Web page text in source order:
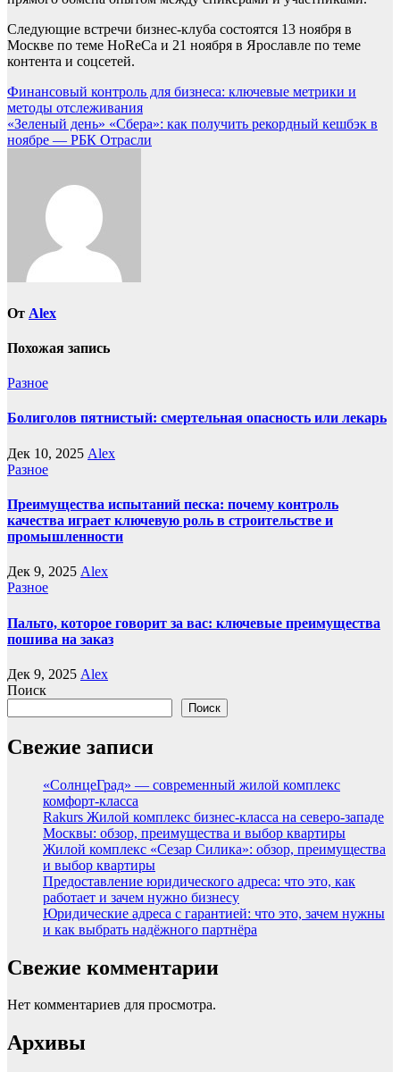
Следующие встречи бизнес-клуба состоятся 13 ноября в
Москве по теме HoReCa и 21 ноября в Ярославле по теме
контента и соцсетей.
Навигация
по
записям
Финансовый контроль для бизнеса: ключевые метрики и
методы отслеживания
«Зеленый день» «Сбера»: как получить рекордный кешбэк в
ноябре — РБК Отрасли
От Alex
Похожая запись
Разное
Болиголов пятнистый: смертельная опасность или лекарь
Дек 10, 2025 Alex
Разное
Преимущества испытаний песка: почему контроль
качества играет ключевую роль в строительстве и
промышленности
Дек 9, 2025 Alex
Разное
Пальто, которое говорит за вас: ключевые преимущества
пошива на заказ
Дек 9, 2025 Alex
Поиск
Поиск
Свежие записи
«СолнцеГрад» — современный жилой комплекс
комфорт-класса
Rakurs Жилой комплекс бизнес-класса на северо-западе
Москвы: обзор, преимущества и выбор квартиры
Жилой комплекс «Сезар Силика»: обзор, преимущества
и выбор квартиры
Предоставление юридического адреса: что это, как
работает и зачем нужно бизнесу
Юридические адреса с гарантией: что это, зачем нужны
и как выбрать надёжного партнёра
Свежие комментарии
Нет комментариев для просмотра.
Архивы